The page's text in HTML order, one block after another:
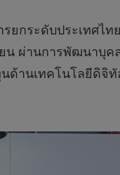
กระดับประเทศไท
น ผ่านการพัฒนาบุ
ด้านเทคโนโลยีดิจิ